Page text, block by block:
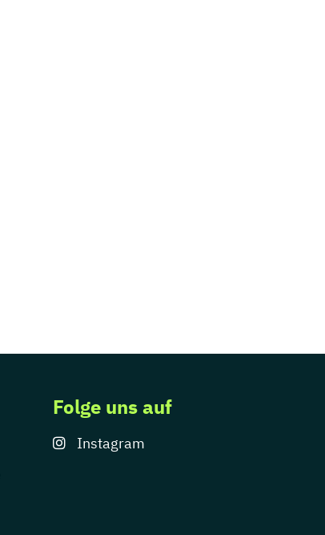
Folge uns auf
Instagram